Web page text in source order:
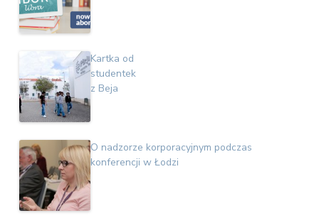
Kartka od
studentek
z Beja
O nadzorze korporacyjnym podczas
konferencji w Łodzi